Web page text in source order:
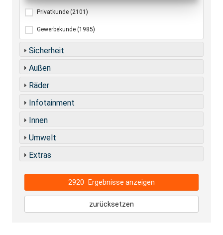
Privatkunde (2101)
Gewerbekunde (1985)
Sicherheit
Außen
Räder
Infotainment
Innen
Umwelt
Extras
2920 Ergebnisse anzeigen
zurücksetzen